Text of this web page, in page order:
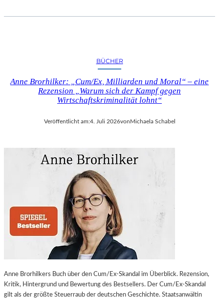
BÜCHER
Anne Brorhilker: „Cum/Ex, Milliarden und Moral“ – eine
Rezension „Warum sich der Kampf gegen
Wirtschaftskriminalität lohnt“
Veröffentlicht am:4. Juli 2026vonMichaela Schabel
Anne Brorhilkers Buch über den Cum/Ex-Skandal im Überblick. Rezension,
Kritik, Hintergrund und Bewertung des Bestsellers. Der Cum/Ex-Skandal
gilt als der größte Steuerraub der deutschen Geschichte. Staatsanwältin